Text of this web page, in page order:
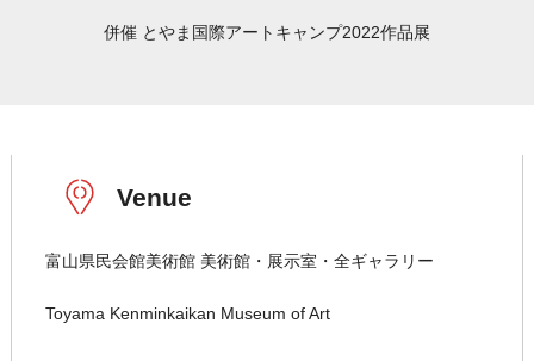
併催 とやま国際アートキャンプ2022作品展
Venue
富山県民会館美術館 美術館・展示室・全ギャラリー
Toyama Kenminkaikan Museum of Art